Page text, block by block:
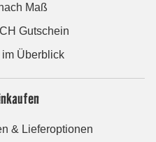
Maß
Gutschein
Überblick
& Lieferoptionen